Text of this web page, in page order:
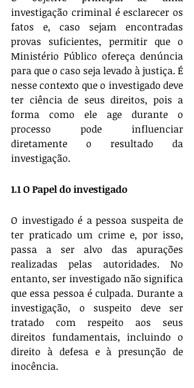
investigação criminal é esclarecer os
fatos e, caso sejam encontradas
provas suficientes, permitir que o
Ministério Público ofereça denúncia
para que o caso seja levado à justiça. É
nesse contexto que o investigado deve
ter ciência de seus direitos, pois a
forma como ele age durante o
processo pode influenciar
diretamente o resultado da
investigação.
1.1 O Papel do investigado
O investigado é a pessoa suspeita de
ter praticado um crime e, por isso,
passa a ser alvo das apurações
realizadas pelas autoridades. No
entanto, ser investigado não significa
que essa pessoa é culpada. Durante a
investigação, o suspeito deve ser
tratado com respeito aos seus
direitos fundamentais, incluindo o
direito à defesa e à presunção de
inocência.